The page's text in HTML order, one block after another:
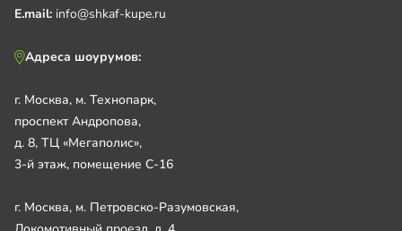
E.mail: info@shkaf-kupe.ru
Адреса шоурумов:
г. Москва, м. Технопарк,
проспект Андропова,
д. 8, ТЦ «Мегаполис»,
3-й этаж, помещение С-16
г. Москва, м. Петровско-Разумовская,